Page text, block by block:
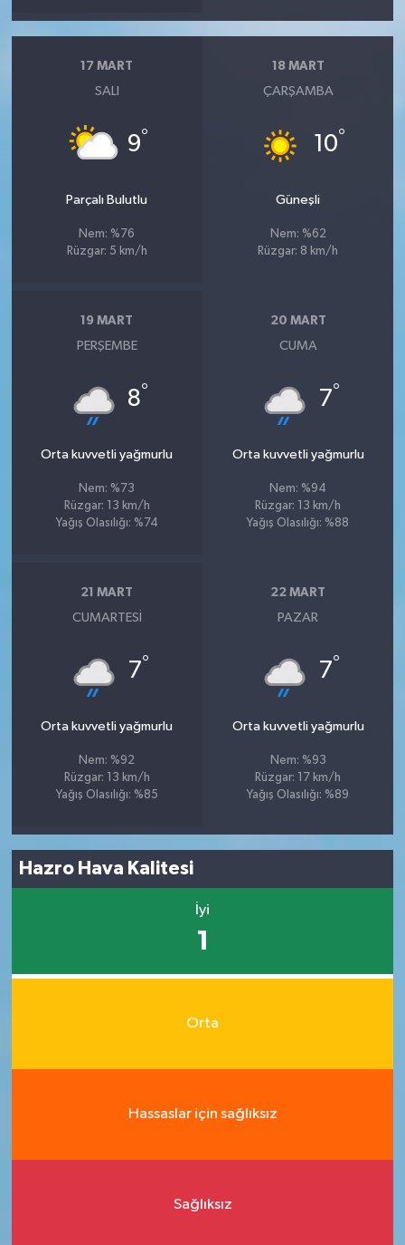
17 MART
SALI
9°
Parçalı Bulutlu
Nem: %76
Rüzgar: 5 km/h
18 MART
ÇARŞAMBA
10°
Güneşli
Nem: %62
Rüzgar: 8 km/h
19 MART
PERŞEMBE
8°
Orta kuvvetli yağmurlu
Nem: %73
Rüzgar: 13 km/h
Yağış Olasılığı: %74
20 MART
CUMA
7°
Orta kuvvetli yağmurlu
Nem: %94
Rüzgar: 13 km/h
Yağış Olasılığı: %88
21 MART
CUMARTESI
7°
Orta kuvvetli yağmurlu
Nem: %92
Rüzgar: 13 km/h
Yağış Olasılığı: %85
22 MART
PAZAR
7°
Orta kuvvetli yağmurlu
Nem: %93
Rüzgar: 17 km/h
Yağış Olasılığı: %89
Hazro Hava Kalitesi
İyi
1
Orta
Hassaslar için sağlıksız
Sağlıksız